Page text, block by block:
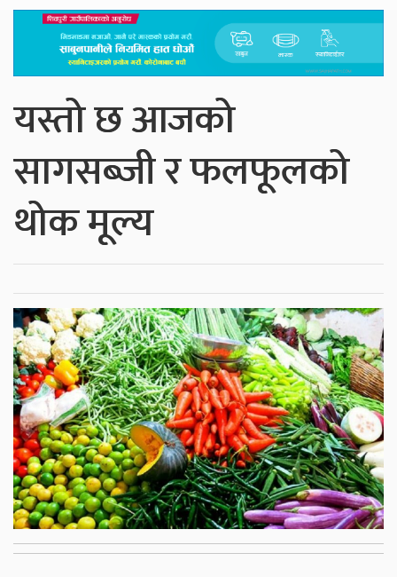
यस्तो छ आजको
सागसब्जी र फलफूलको
थोक मूल्य